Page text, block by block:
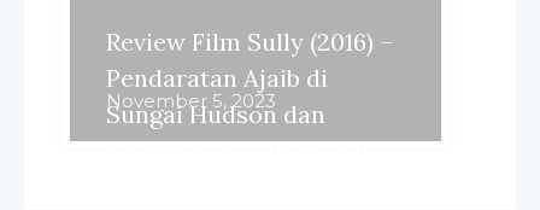
Review Film Sully (2016) –
Pendaratan Ajaib di
Sungai Hudson dan
Kecerdasan Kapten Sully
November 5, 2023